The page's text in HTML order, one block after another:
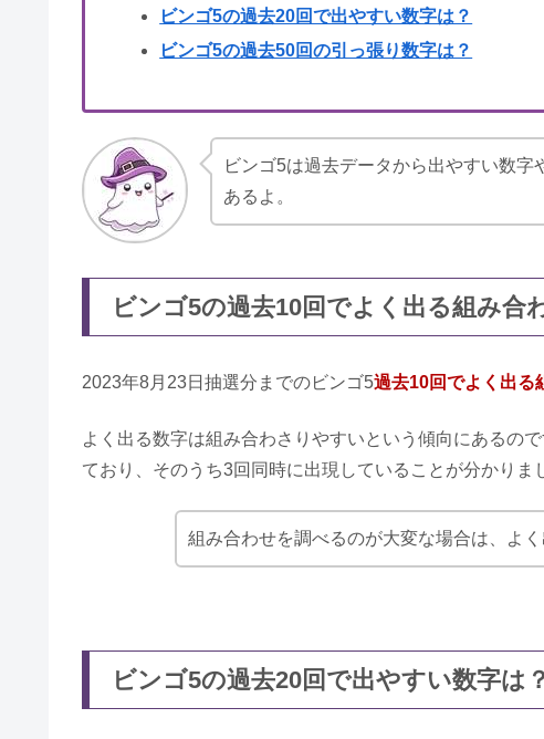
楽天銀行デビットカードはどれがいい
メルペイスマートマネーの審査落ちた
しんわ消費者金融の口コミ｜取立てあ
ビンゴ5の過去20回で出やすい数字は？
ビンゴ5の過去50回の引っ張り数字は？
ビンゴ5は過去データから出やすい数
あるよ。
ビンゴ5の過去10回でよく出る組み合
2023年8月23日抽選分までのビンゴ5過去10回でよく出る
よく出る数字は組み合わさりやすいという傾向にあるので
ており、そのうち3回同時に出現していることが分かりま
組み合わせを調べるのが大変な場合は、よ
ビンゴ5の過去20回で出やすい数字は？